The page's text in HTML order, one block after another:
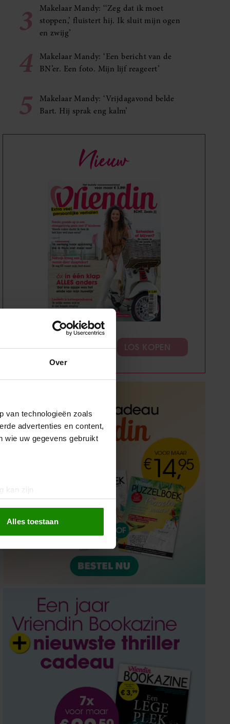
Over
van technologieën zoals
advertenties en content,
wie uw gegevens gebruikt
kan zijn
partners voor social
die u aan ze heeft
Alles toestaan
3
Makelaar Mandy: ‘‘Zeg dat ik moet
stoppen,’ fluistert hij. Ik sluit mijn ogen
en zwijg’
4
Makelaar Mandy: ‘Een bericht van de
BN’er. Een foto. Mijn lijf reageert’
5
Makelaar Mandy: ‘Vrijdagavond belde
Bart. Hij sprak eng kalm’
Nieuw
ABONNEREN LOS KOPEN